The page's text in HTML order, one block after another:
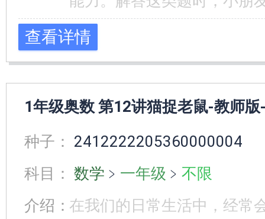
查看详情
1年级奥数 第12讲猫捉老鼠-教师版
种子： 2412222205360000004
科目： 数学 ﹥ 一年级 ﹥ 不限
介绍：在我们的日常生活中，经常